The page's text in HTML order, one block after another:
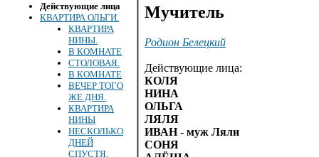
Действующие лица
КВАРТИРА ОЛЬГИ.
КВАРТИРА
НИНЫ.
В КОМНАТЕ
СТОЛОВАЯ.
В КОМНАТЕ
ВЕЧЕР ТОГО
ЖЕ ДНЯ.
КВАРТИРА
НИНЫ
НЕСКОЛЬКО
ДНЕЙ
СПУСТЯ.
Мучитель
Родион Белецкий
Действующие лица:
КОЛЯ
НИНА
ОЛЬГА
ЛЯЛЯ
ИВАН - муж Ляли
СОНЯ